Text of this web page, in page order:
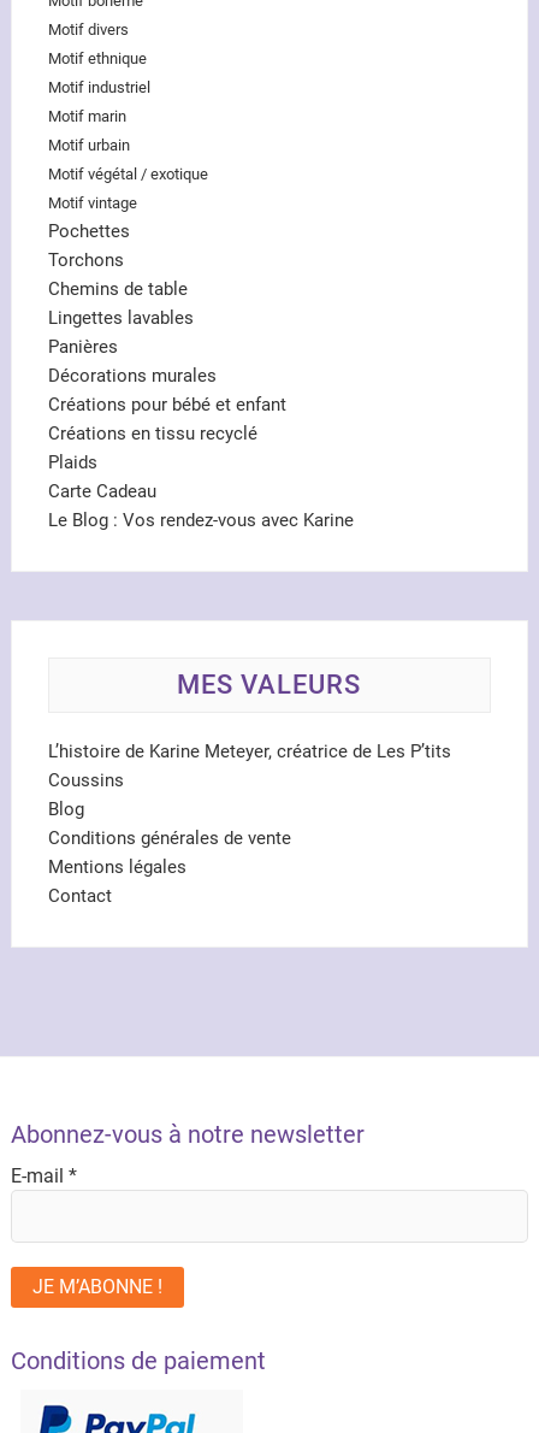
Motif divers
Motif ethnique
Motif industriel
Motif marin
Motif urbain
Motif végétal / exotique
Motif vintage
Pochettes
Torchons
Chemins de table
Lingettes lavables
Panières
Décorations murales
Créations pour bébé et enfant
Créations en tissu recyclé
Plaids
Carte Cadeau
Le Blog : Vos rendez-vous avec Karine
MES VALEURS
L’histoire de Karine Meteyer, créatrice de Les P’tits
Coussins
Blog
Conditions générales de vente
Mentions légales
Contact
Abonnez-vous à notre newsletter
E-mail *
Conditions de paiement